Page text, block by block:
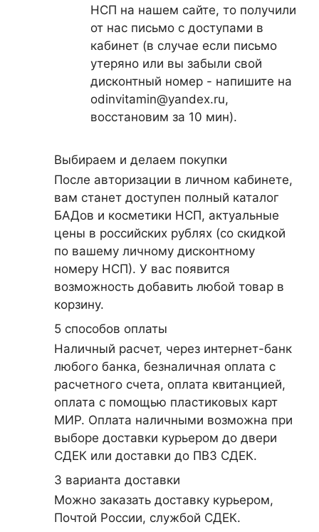
НСП на нашем сайте, то получили
от нас письмо с доступами в
кабинет (в случае если письмо
утеряно или вы забыли свой
дисконтный номер - напишите на
odinvitamin@yandex.ru,
восстановим за 10 мин).
Выбираем и делаем покупки
После авторизации в личном кабинете,
вам станет доступен полный каталог
БАДов и косметики НСП, актуальные
цены в российских рублях (со скидкой
по вашему личному дисконтному
номеру НСП). У вас появится
возможность добавить любой товар в
корзину.
5 cпособов оплаты
Наличный расчет, через интернет-банк
любого банка, безналичная оплата с
расчетного счета, оплата квитанцией,
оплата с помощью пластиковых карт
МИР. Оплата наличными возможна при
выборе доставки курьером до двери
СДЕК или доставки до ПВЗ СДЕК.
3 варианта доставки
Можно заказать доставку курьером,
Почтой России, службой СДЕК.